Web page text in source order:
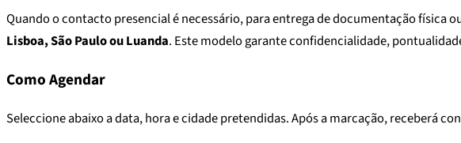
Quando o contacto presencial é necessário, para entrega de documentação
Lisboa, São Paulo ou Luanda. Este modelo garante confidencialidade,
Como Agendar
Seleccione abaixo a data, hora e cidade pretendidas. Após a marcação, receberá